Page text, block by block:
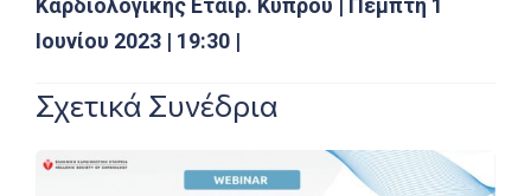
Καρδιολογικής Εταιρ. Κύπρου | Πέμπτη 1
Ιουνίου 2023 | 19:30 |
Σχετικά Συνέδρια